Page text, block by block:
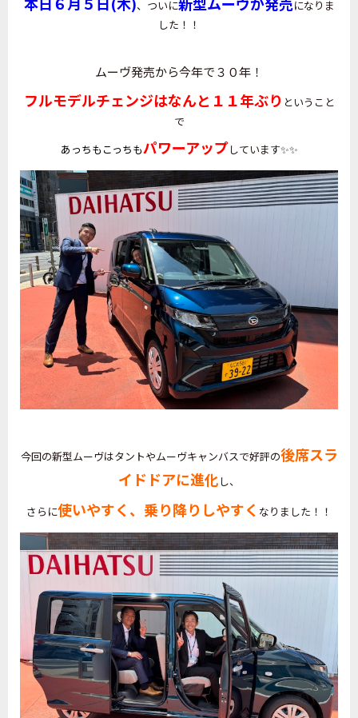
、 ついに
になりま
した！！
ムーヴ発売から今年で３０年！
フルモデルチェンジはなんと１１年ぶり ということ
で
あっちもこっちもパワーアップ しています✨✨
今回の新型ムーヴはタントやムーヴキャンバスで好評の後席スラ
イドドアに進化 し、
さらに使いやすく、乗り降りしやすく なりました！！